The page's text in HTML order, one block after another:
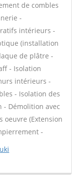
de combles
-
intérieurs -
(installation
de plâtre -
- Isolation
intérieurs -
- Isolation des
- Démolition avec
oeuvre (Extension
-